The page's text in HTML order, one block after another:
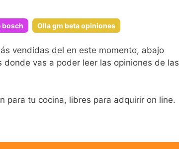
bosch Olla gm beta opiniones
vendidas del en este momento, abajo
vas a poder leer las opiniones de las
para tu cocina, libres para adquirir on line.